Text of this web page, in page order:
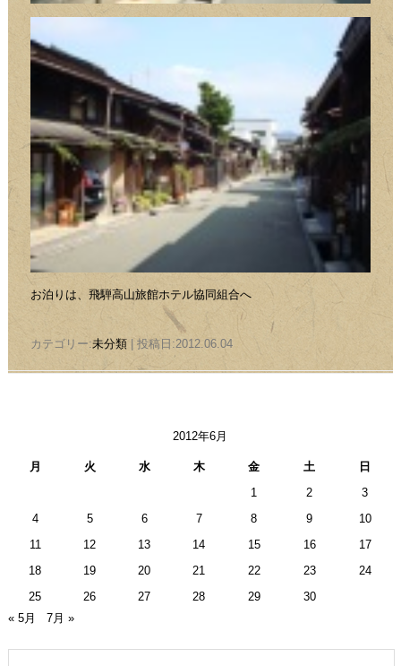
お泊りは、飛騨高山旅館ホテル協同組合へ
カテゴリー:未分類| 投稿日:2012.06.04
2012年6月
月 火 水 木 金 土
日
1
2
3
4
5 6 7 8 9
10
11
12 13 14 15 16
17
18
19 20 21 22 23
24
25
26 27 28 29
30
« 5月
7月 »